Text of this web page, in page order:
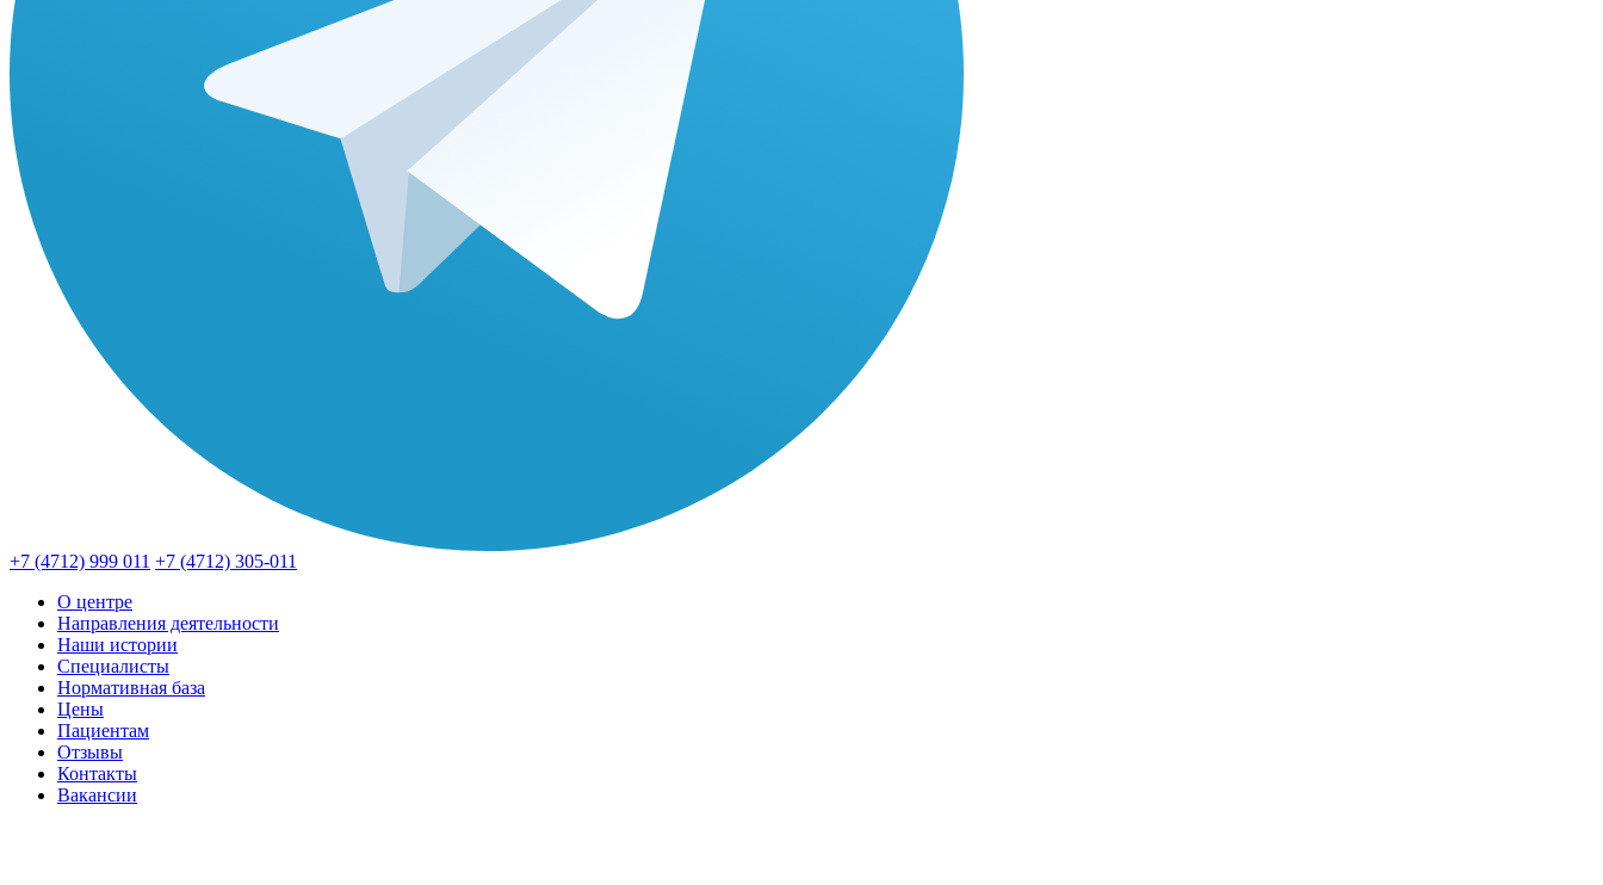
+7 (4712) 999 011 +7 (4712) 305-011
О центре
Направления деятельности
Наши истории
Специалисты
Нормативная база
Цены
Пациентам
Отзывы
Контакты
Вакансии